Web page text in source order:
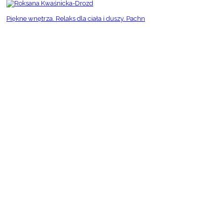
Piękne wnętrza. Relaks dla ciała i duszy. Pachn